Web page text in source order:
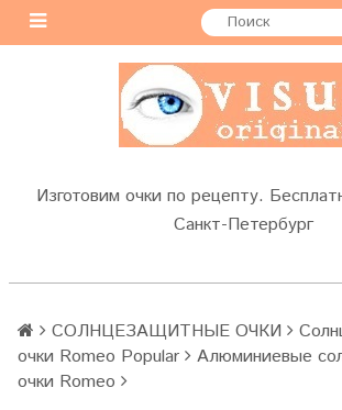
Изготовим очки по рецепту.
Санкт-Петербург
СОЛНЦЕЗАЩИТНЫЕ ОЧКИ
очки Romeo Popular
Алюминиевые
очки Romeo